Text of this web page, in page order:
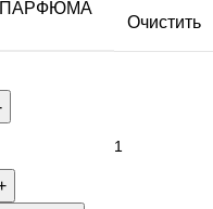
ПАРФЮМА
Очистить